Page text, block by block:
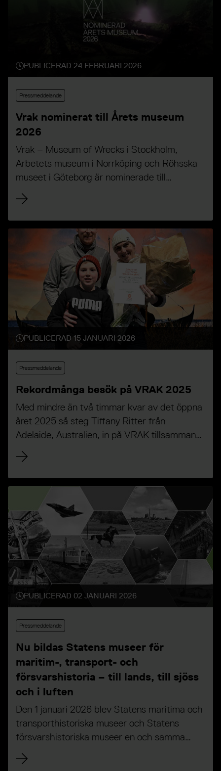
PUBLICERAD 24 FEBRUARI 2026
Pressmeddelande
Vrak nominerat till Årets museum
2026
Vrak – Museum of Wrecks i Stockholm,
Arbetets museum i Norrköping och Röhsska
museet i Göteborg är nominerade till
utmärkelsen Årets museum 2026.
PUBLICERAD 15 JANUARI 2026
Pressmeddelande
Rekordmånga besök på VRAK 2025
Med mindre än två timmar kvar av det öppna
året 2025 så steg Tiffany Ritter från
Adelaide, Australien, in på VRAK tillsammans
med sin familj och blev därmed museets
100.000:e besökare! Det är besöksrekord för
museet sedan starten.
PUBLICERAD 02 JANUARI 2026
Pressmeddelande
Nu bildas Statens museer för
maritim-, transport- och
försvarshistoria – till lands, till sjöss
och i luften
Den 1 januari 2026 blev Statens maritima och
transporthistoriska museer och Statens
försvarshistoriska museer en och samma
myndighet – Statens museer för maritim-,
transport- och försvarshistoria (SMMTF).